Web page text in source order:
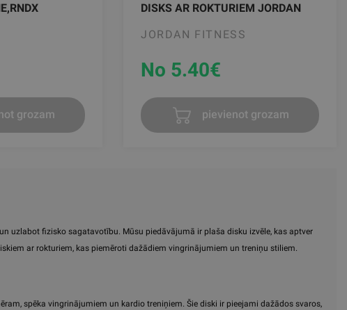
grozam
DISKS AR ROKTURIEM JORDAN
JORDAN FITNESS
No 5.40€
pievienot grozam
uzlabot fizisko sagatavotību. Mūsu piedāvājumā ir plaša disku izvēle, kas aptver
ar rokturiem, kas piemēroti dažādiem vingrinājumiem un treniņu stiliem.
spēka vingrinājumiem un kardio treniņiem. Šie diski ir pieejami dažādos svaros,